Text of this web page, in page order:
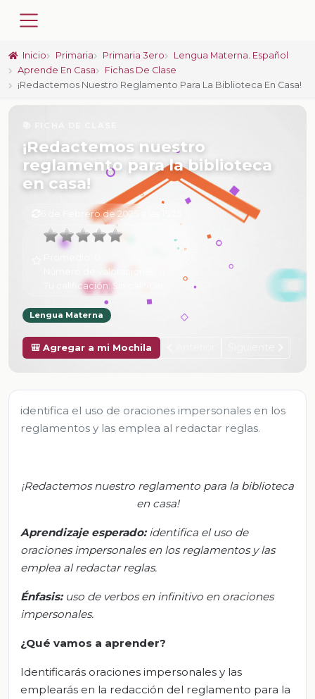
Inicio Primaria Primaria 3ero
Lengua Materna. Español
Aprende En Casa
Fichas De Clase
¡Redactemos Nuestro Reglamento Para La Biblioteca En Casa!
¡Redactemos nuestro
reglamento para la biblioteca
en casa!
6 de Febrero de 2025 a las 15:25
Número de valoraciones:
Tu calificación: Sin calificar
Lengua Materna
🎒 Agregar a mi Mochila
identifica el uso de oraciones impersonales en los
reglamentos y las emplea al redactar reglas.
¡Redactemos nuestro reglamento para la biblioteca
en casa!
Aprendizaje esperado: identifica el uso de
oraciones impersonales en los reglamentos y las
emplea al redactar reglas.
Énfasis: uso de verbos en infinitivo en oraciones
impersonales.
¿Qué vamos a aprender?
Identificarás oraciones impersonales y las
emplearás en la redacción del reglamento para la